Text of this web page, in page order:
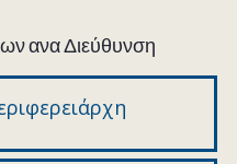
ανα Διεύθυνση